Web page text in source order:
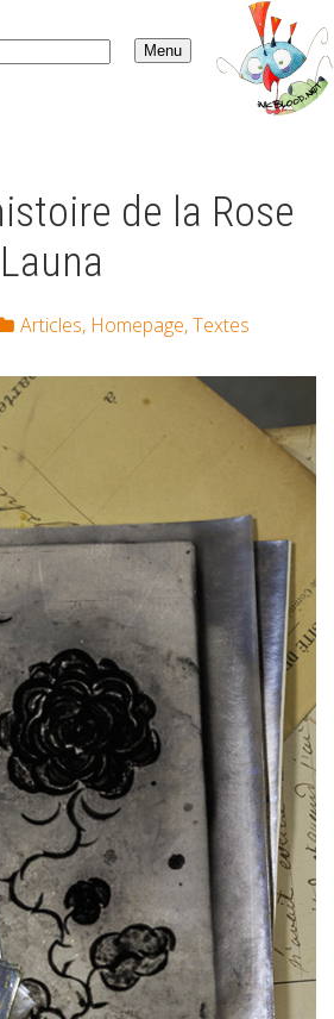
Menu
de la Rose
Articles, Homepage,Textes